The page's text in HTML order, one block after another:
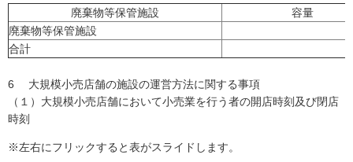
廃棄物等保管施設
容量
廃棄物等保管施設
合計
6 大規模小売店舗の施設の運営方法に関する事項
（１）大規模小売店舗において小売業を行う者の開店時刻及び閉店
時刻
※左右にフリックすると表がスライドします。